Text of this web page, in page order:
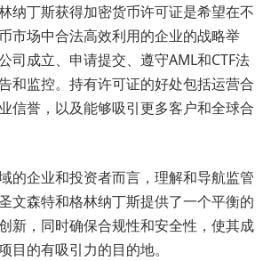
纳丁斯获得加密货币许可证是希望在不
市场中合法高效利用的企业的战略举
司成立、申请提交、遵守AML和CTF法
和监控。持有许可证的好处包括运营合
信誉，以及能够吸引更多客户和全球合
的企业和投资者而言，理解和导航监管
文森特和格林纳丁斯提供了一个平衡的
新，同时确保合规性和安全性，使其成
目的有吸引力的目的地。